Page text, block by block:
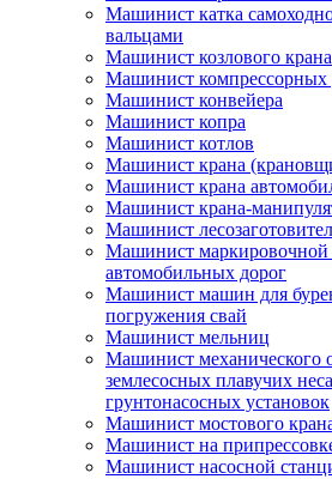
Машинист катка
вальцами
Машинист козлового крана
Машинист компрессорных
Машинист конвейера
Машинист копра
Машинист котлов
Машинист крана
Машинист крана
Машинист крана-
Машинист
Машинист
автомобильных дорог
Машинист машин для
погружения свай
Машинист мельниц
Машинист механического
землесосных плавучих
грунтонасосных установок
Машинист мостового
Машинист на
Машинист насосной